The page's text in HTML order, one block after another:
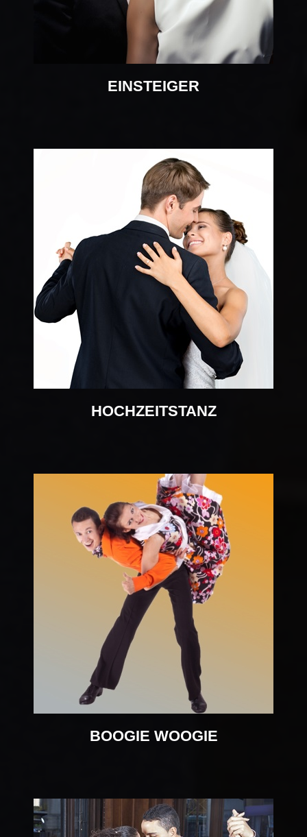
EINSTEIGER
HOCHZEITSTANZ
BOOGIE WOOGIE